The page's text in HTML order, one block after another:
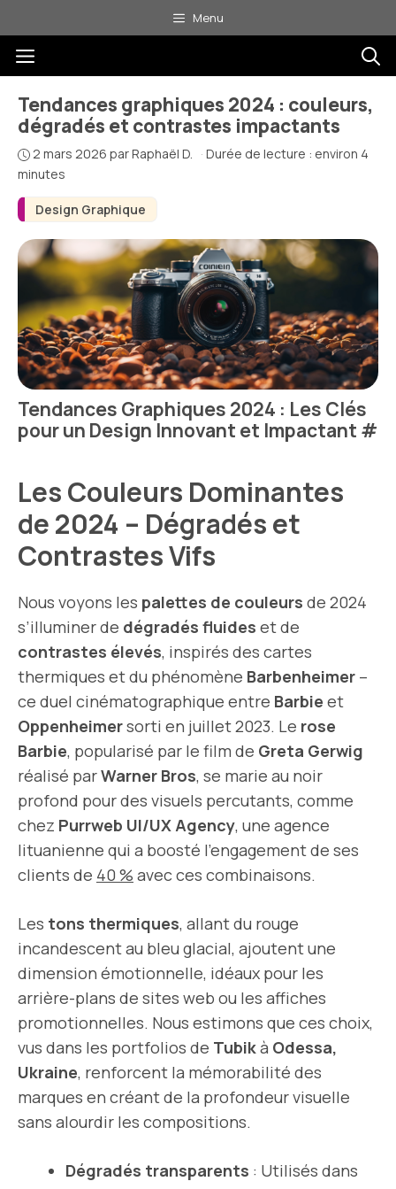
au
contenu
Menu
Menu
Design Graphique
Tendances graphiques 2024 : couleurs,
dégradés et contrastes impactants
2 mars 2026 parRaphaël D. · Durée de lecture : environ 4
minutes
Tendances Graphiques 2024 : Les Clés
pour un Design Innovant et Impactant #
Les Couleurs Dominantes
de 2024 – Dégradés et
Contrastes Vifs
Nous voyons les palettes de couleurs de 2024
s’illuminer de dégradés fluides et de
contrastes élevés, inspirés des cartes
thermiques et du phénomène Barbenheimer –
ce duel cinématographique entre Barbie et
Oppenheimersorti en juillet 2023. Le rose
Barbie, popularisé par le film de Greta Gerwig
réalisé parWarner Bros, se marie au noir
profond pour des visuels percutants, comme
chez Purrweb UI/UX Agency, une agence
lituanienne qui a boosté l’engagement de ses
clients de 40 % avec ces combinaisons.
Les tons thermiques, allant du rouge
incandescent au bleu glacial, ajoutent une
dimension émotionnelle, idéaux pour les
arrière-plans de sites web ou les affiches
promotionnelles. Nous estimons que ces choix,
vus dans les portfolios de Tubikà Odessa,
Ukraine, renforcent la mémorabilité des
marques en créant de la profondeur visuelle
sans alourdir les compositions.
Dégradés transparents : Utilisés dans